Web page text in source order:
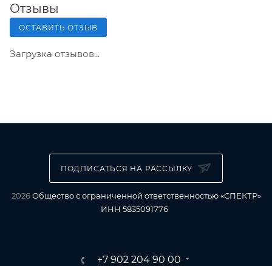
Отзывы
ОСТАВИТЬ ОТЗЫВ
Загрузка отзывов...
ПОДПИСАТЬСЯ НА РАССЫЛКУ
2026Общество с ограниченной ответственностью «СПЕКТР»
ИНН 5835091776
+7 902 204 90 00